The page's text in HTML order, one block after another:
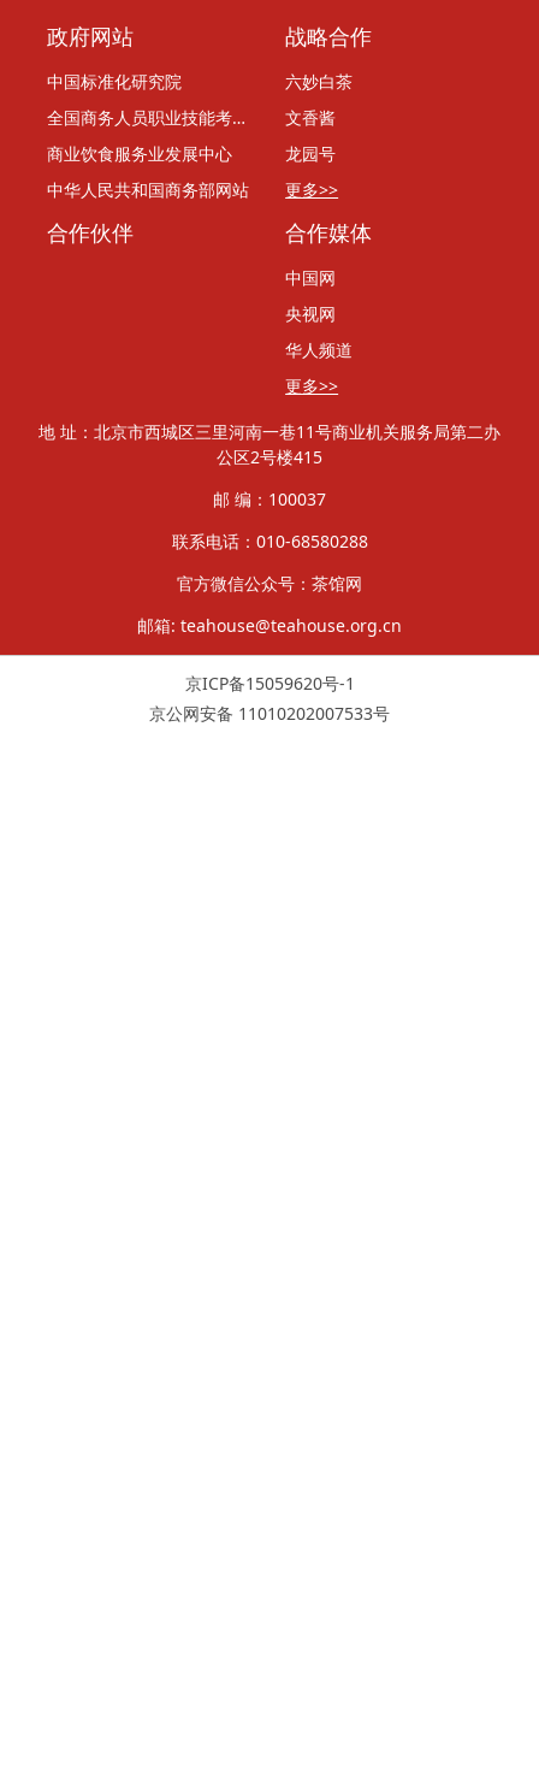
政府网站
中国标准化研究院
全国商务人员职业技能考评委员会
商业饮食服务业发展中心
中华人民共和国商务部网站
战略合作
六妙白茶
文香酱
龙园号
更多>>
合作伙伴 合作媒体
中国网
央视网
华人频道
更多>>
地 址：北京市西城区三里河南一巷11号商业机关服务局第二办
公区2号楼415
邮 编：100037
联系电话：010-68580288
官方微信公众号：茶馆网
邮箱: teahouse@teahouse.org.cn
京ICP备15059620号-1
京公网安备 11010202007533号